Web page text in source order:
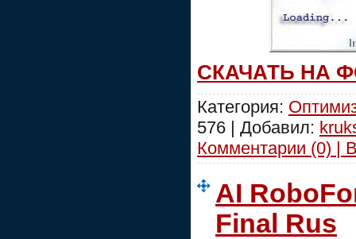
СКАЧАТЬ НА
Категория:
576 | Добавил:
Комментарии (0) |
AI
Final Rus